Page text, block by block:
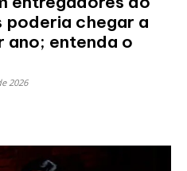
chegar a
ano; entenda o
2026